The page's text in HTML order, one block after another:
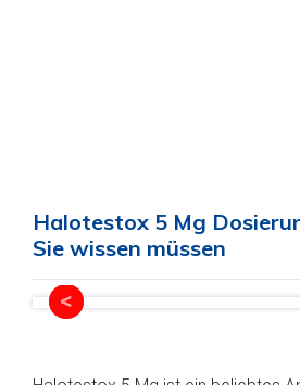
Halotestox 5 Mg
Sie wissen müssen